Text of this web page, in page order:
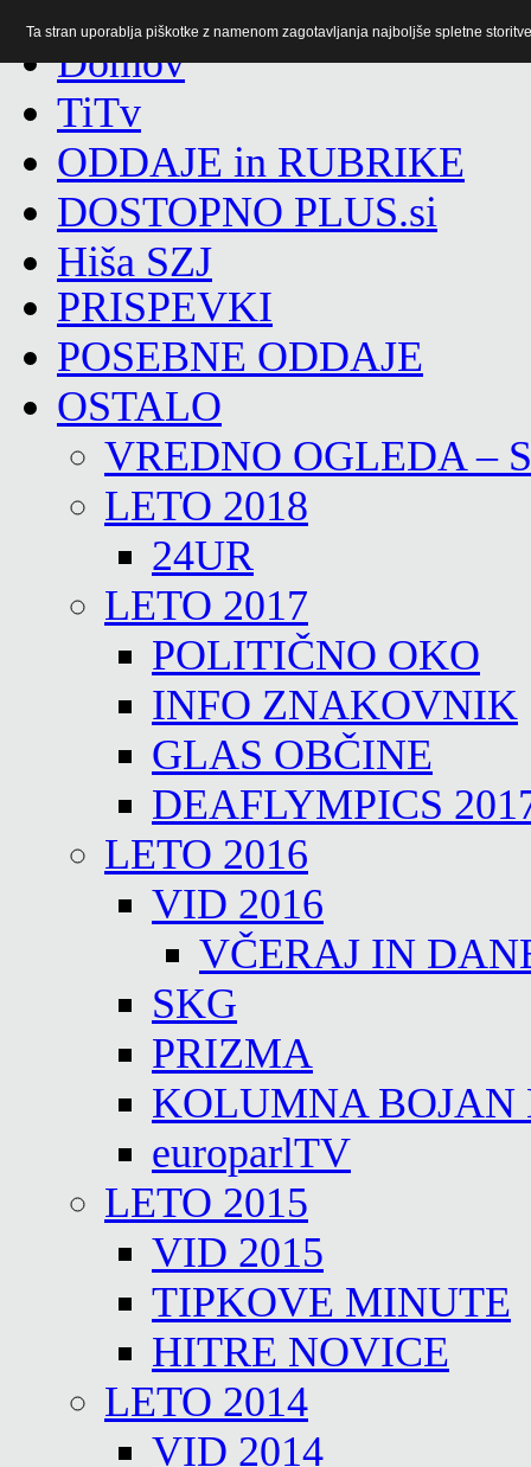
TiTv
ODDAJE in RUBRIKE
DOSTOPNO PLUS.si
Hiša SZJ
PRISPEVKI
POSEBNE ODDAJE
OSTALO
VREDNO OGLEDA –
LETO 2018
24UR
LETO 2017
POLITIČNO OKO
INFO ZNAKOVNIK
GLAS OBČINE
DEAFLYMPICS
LETO 2016
VID 2016
VČERAJ IN
SKG
PRIZMA
KOLUMNA BOJAN
europarlTV
LETO 2015
VID 2015
TIPKOVE MINUTE
HITRE NOVICE
LETO 2014
VID 2014
Ta stran uporablja piškotke z namenom zagotavljanja najboljše spletne